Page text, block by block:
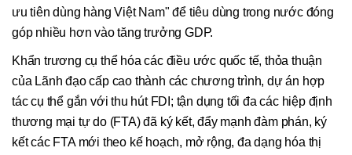
ưu tiên dùng hàng Việt Nam" để tiêu dùng trong nước đóng
góp nhiều hơn vào tăng trưởng GDP.
Khẩn trương cụ thể hóa các điều ước quốc tế, thỏa thuận
của Lãnh đạo cấp cao thành các chương trình, dự án hợp
tác cụ thể gắn với thu hút FDI; tận dụng tối đa các hiệp định
thương mại tự do (FTA) đã ký kết, đẩy mạnh đàm phán, ký
kết các FTA mới theo kế hoạch, mở rộng, đa dạng hóa thị